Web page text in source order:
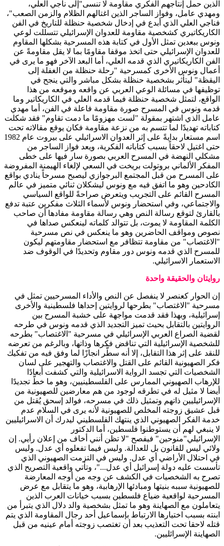
الذين حمل إنتاجهم الفكري مقاومة لا تنسى"إلى ناجي العلي،
ومهدي عامل، وفواز الساجر الذين اغتالهم الظلام والزمن الصعب"،
فناجي العلي الذي أبدع في إدخال شخصية حنظلة للتاريخ في الفن
الكاريكاتيري كشخصية مقاومة للعدوان الإسرائيلي تتسللت لوعي
ونوس ببعدين تمثل الأول في كتابة هذه المسرحية بشكلها المقاوم
للعدوان الإسرائيلي حتى اتخذ موقفا مقاومًا بما لا يقل مقاومةً عن
الفن الكاريكاتيري الذي قدمه العلي، أما البعد الآخر فهو ما يرى في
أعمال ونوس الأخرى كمسرحية "رحلة حنظلة من الغفلة إلى
اليقظة" ليتأثر بشخصية حنظلة بشكل مباشر والتي ينجح في
توظيفها في مسائلة الوعي العربي عن واقعه وموقعه من هذا
الواقع، لتمثل شخصية حنظلة فيما قدمه العلي في الكاريكاتير وما
قدمه ونوس في المسرح صورة مقاومة فاعلة في الفن، أما مهدي
عامل الذي اشتهر بمقولة "لست مهزومًا ما دمت تقاوم" فقد شكلت
كتاباته تهديدًا لما تتسم به من نزعة مقاومة فكان يوقع مقالاته تحت
اسم مستعار بدايةً على إثر العدوان الاسرائيلي على بيروت عام 1982
حتى اغتيل لاحقاً بسبب كتاباته الفكرية، ويعد فواز الساجر من
مشكلي النهضة في المسرح العربي بصورة سار فيها على خطى
المفكر الألماني بروتولت بريخت في السعي لإلغاء الهيمنة المفروضة
على المسرح من قبل المجتمع البرجوازي ليصبح مسرحاً ينادي بواقع
الكادحين وهو ما اتفق فيه مع ونوس ليشكلان ثنائي متميز في عالم
المسرح القائم على التجريب ويتعرض صراحةً للواقع السياسي
والاجتماعي، وفي استحضار ونوس لأسماء الثلاث مفكرين عتبة تدفع
بالقارئ لتوقع رسالة النص وهي رسالة مقاومة مفادها أن صاحب
الكلمة المقاومة لا يموت، بل تتوالد كلماته لينعكس صداها في
نصوص ومواقف الحاضرين وهو ما ينعكس في نص مسرحية
"الاغتصاب" من مقاومة تتظافر مع استحضار مقاومتهم ليكون
للمسرح الذي قدمه ونوس دور مقاوم وتحديدًا في الوقوف ضد
الاستعمار الاسرائيلي.
روايتان والحقيقة واحدة
إن الحوار كعنصر لا ينفصل عن النص والأداء المسرحيين تمثل في
مسرحية "الاغتصاب" بطرحها لروايتين إحداها فلسطينية والأخرى
إسرائيلية، وبهذا فقد قدمت مواجهة على خشبة المسرح بين
الروايتين بالتقابل بحيث تميز التجديد الذي قدمه ونوس في طرحه
لقضية الصراع العربي الإسرائيلي في مسرحية "الاغتصاب" بطرحه
للشخصية الإسرائيلية التي تناقض فكرها وذاتها، وبالرغم من تعرضه
للنقد على إثر هذا التقابل، إلا أنه سطَّر انجازًا لما وفق فيه من تفكيك
فكر الصهيونية القائم على القتل والاغتصاب والتهجير على لسان
الشخصيات التي تجسد الرواية الاسرائيلية والتي كشفت أبعادًا
للإرهاب الصهيوني الممارس على الفلسطينيين، وهو ما خطَّ تجديدًا
أيضا لا مثيل له في تطرقه لوجود من هم معارضين للصهيونية من
الإسرائيليين ذاتهم وتمثيل ذلك في مسرحه، فوالد إسحق يُقتل من
قبل عشيق زوجته المخلص للصهيونية لأنه يرى في السلام عدم
خدمة الفكر الصهيوني الذي ينتهك الفلسطيني ليدرك أن الاسرائيليين
لا ينبغي لهم أن يستوطنوا فلسطين، أما الدكتور
الإسرائيلي"منوحين" فيفصح "لا تظن أنني أخاف من إعلان رأيي. إن
ولائي ليس للقانون بل للعدالة. وليس فيما تفعلوه أي عدل. وليس
في احتلال الأراضي أي عدل. وليس في التزمت الصهيوني الذي
تأسست عليه دولة إسرائيل أي عدل..."، وتأتي واقعية التصريح الذي
تصرح به الشخصيات في الكشف عن وجه من أوجه المعارضة
للصهيونية سببه بنيتها ومبادئها الإرهابية، وهو ما يتقابل مع عرض
المسرحية لواقعية ضياع فلسطين بسبب خيانات العرب الذين
يتعاملون مع الصهاينة وهو ما تمثل بشخصية والد دلال الذي يتبرأ من
ابنته بسبب اختيارها الارتباط بإسماعيل أحد رجال المقاومة الذي يتم
قتله لاحقا تحت التعذيب بعد أن تغتصب زوجته أمام عينيه من قبل
الصهاينة الإسرائليين.